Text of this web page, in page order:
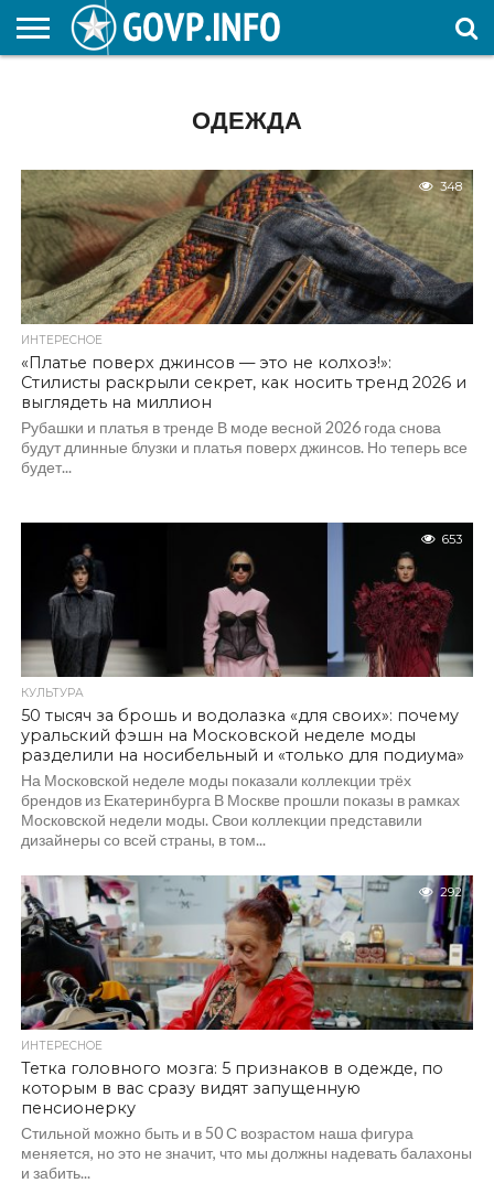
ОДЕЖДА
348
ИНТЕРЕСНОЕ
«Платье поверх джинсов — это не колхоз!»:
Стилисты раскрыли секрет, как носить тренд 2026 и
выглядеть на миллион
Рубашки и платья в тренде В моде весной 2026 года снова
будут длинные блузки и платья поверх джинсов. Но теперь все
будет...
653
КУЛЬТУРА
50 тысяч за брошь и водолазка «для своих»: почему
уральский фэшн на Московской неделе моды
разделили на носибельный и «только для подиума»
На Московской неделе моды показали коллекции трёх
брендов из Екатеринбурга В Москве прошли показы в рамках
Московской недели моды. Свои коллекции представили
дизайнеры со всей страны, в том...
292
ИНТЕРЕСНОЕ
Тетка головного мозга: 5 признаков в одежде, по
которым в вас сразу видят запущенную
пенсионерку
Стильной можно быть и в 50 С возрастом наша фигура
меняется, но это не значит, что мы должны надевать балахоны
и забить...